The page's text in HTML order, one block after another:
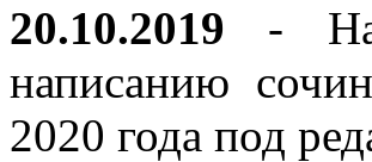
20.10.2019 - На
написанию
2020 года под